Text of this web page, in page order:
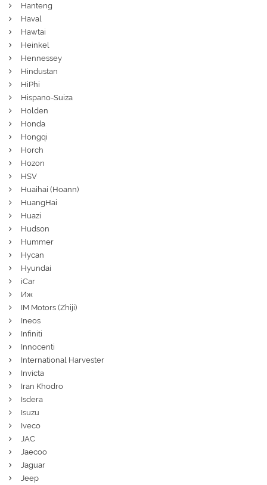
Hanteng
Haval
Hawtai
Heinkel
Hennessey
Hindustan
HiPhi
Hispano-Suiza
Holden
Honda
Hongqi
Horch
Hozon
HSV
Huaihai (Hoann)
HuangHai
Huazi
Hudson
Hummer
Hycan
Hyundai
iCar
Иж
IM Motors (Zhiji)
Ineos
Infiniti
Innocenti
International Harvester
Invicta
Iran Khodro
Isdera
Isuzu
Iveco
JAC
Jaecoo
Jaguar
Jeep